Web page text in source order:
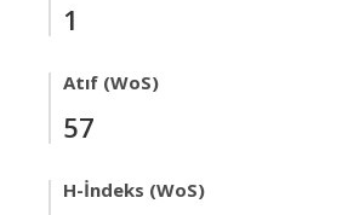
1
Atıf (WoS)
57
H-İndeks (WoS)